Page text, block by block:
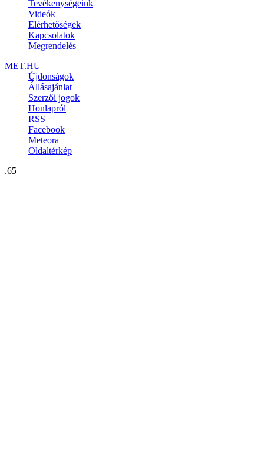
Tevékenységeink
Videók
Elérhetőségek
Kapcsolatok
Megrendelés
MET.HU
Újdonságok
Állásajánlat
Szerzői jogok
Honlapról
RSS
Facebook
Meteora
Oldaltérkép
.65